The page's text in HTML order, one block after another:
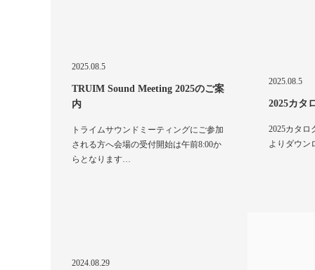
2025.08.5
TRUIM Sound Meeting 2025のご案
内
トライムサウンドミーティングにご参加
される方へ会場の受付開始は午前8:00か
らとなります…
2025.08.5
2025カタ
2025カタロ
よりダウ
2024.08.29